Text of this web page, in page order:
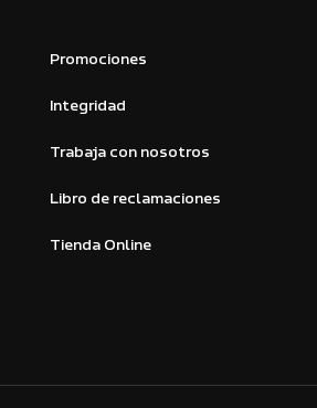
Promociones
Integridad
Trabaja con nosotros
Libro de reclamaciones
Tienda Online